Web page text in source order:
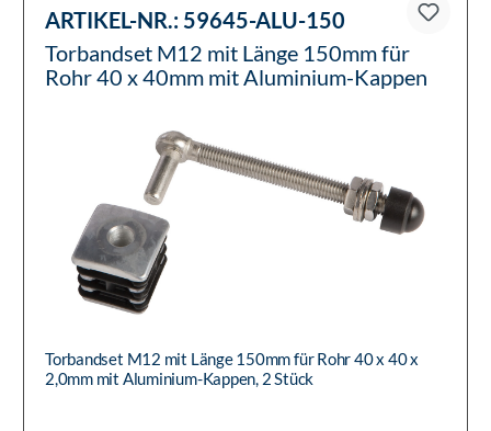
ARTIKEL-NR.: 59645-ALU-150
Torbandset M12 mit Länge 150mm für
Rohr 40 x 40mm mit Aluminium-Kappen
Torbandset M12 mit Länge 150mm für Rohr 40 x 40 x
2,0mm mit Aluminium-Kappen, 2 Stück